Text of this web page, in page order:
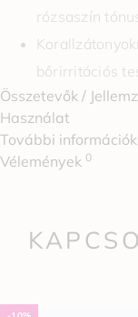
rózsaszín
bőrirritációs
Összetevők /
Használat
További információk
Vélemények 0